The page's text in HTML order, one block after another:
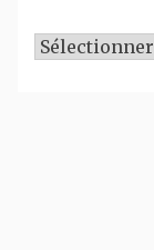
Catégories